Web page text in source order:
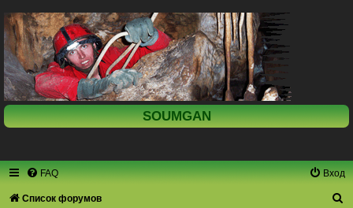
SOUMGAN
FAQ Вход
Список форумов